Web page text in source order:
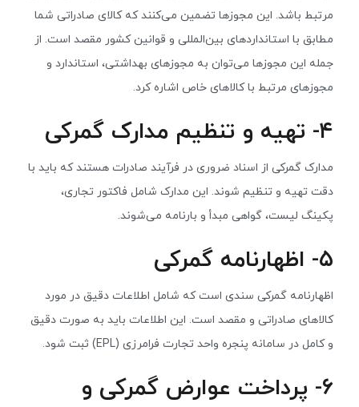
مرتبط باشد. این مجوزها تضمین می‌کنند که کالای صادراتی شما
مطابق با استانداردهای بین‌المللی و قوانین کشور مقصد است. از
جمله این مجوزها می‌توان به مجوزهای بهداشتی، استاندارد و
مجوزهای مرتبط با کالاهای خاص اشاره کرد.
۴- تهیه و تنظیم مدارک گمرکی
مدارک گمرکی از اسناد ضروری در فرآیند صادرات هستند که باید با
دقت تهیه و تنظیم شوند. این مدارک شامل فاکتور تجاری،
پکینگ لیست، گواهی مبدأ و بارنامه می‌شوند.
۵- اظهارنامه گمرکی
اظهارنامه گمرکی سندی است که شامل اطلاعات دقیق در مورد
کالاهای صادراتی و مقصد است. این اطلاعات باید به صورت دقیق
و کامل در سامانه پنجره واحد تجارت فرامرزی (EPL) ثبت شود.
۶- پرداخت عوارض گمرکی و